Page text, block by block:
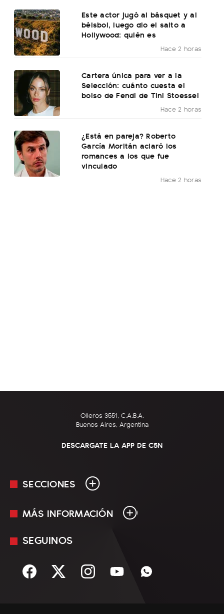
Este actor jugó al básquet y al
béisbol, luego dio el salto a
Hollywood: quién es
Hace 2 horas
Cartera única para ver a la
Selección: cuánto cuesta el
bolso de Fendi de Tini Stoessel
Hace 2 horas
¿Está en pareja? Roberto
García Moritán aclaró los
romances a los que fue
vinculado
Hace 2 horas
Olleros 3551, C.A.B.A.
Buenos Aires, Argentina
DESCARGATE LA APP DE C5N
SECCIONES
En Vivo
Sociedad
MÁS INFORMACIÓN
Mediakit
Términos y condiciones
SEGUINOS